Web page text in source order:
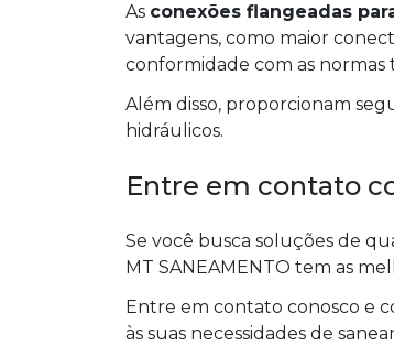
As conexões flangeadas
vantagens, como maior
conformidade com as normas
Além disso, proporcionam
hidráulicos.
Entre em contato
Se você busca soluções de
MT SANEAMENTO tem as
Entre em contato conosco e
às suas necessidades de